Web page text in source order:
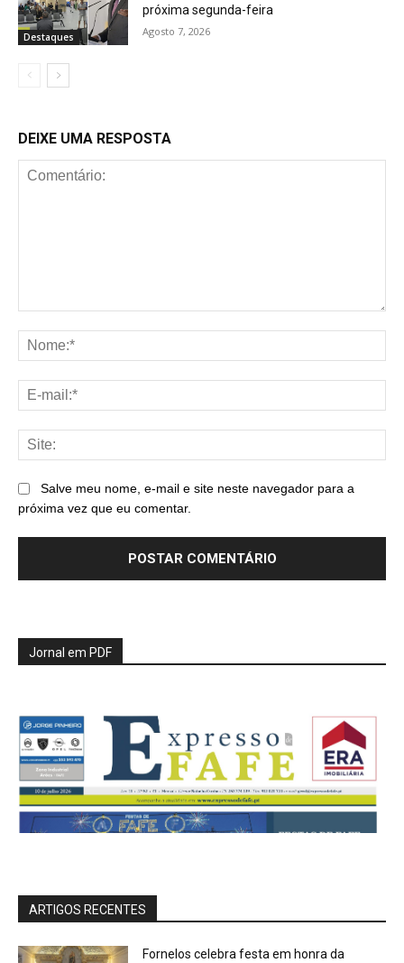
Destaques
próxima segunda-feira
Agosto 7, 2026
DEIXE UMA RESPOSTA
Salve meu nome, e-mail e site neste navegador para a
próxima vez que eu comentar.
Jornal em PDF
ARTIGOS RECENTES
Fornelos celebra festa em honra da